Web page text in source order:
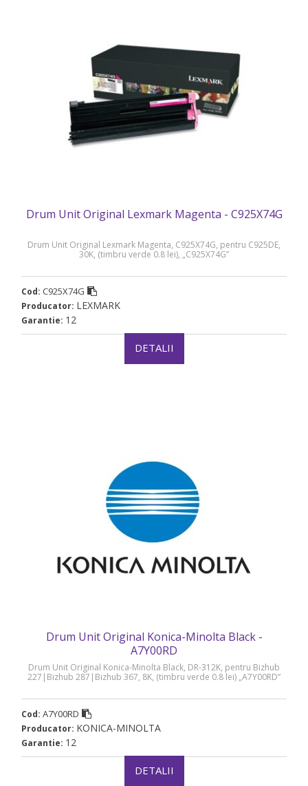
Drum Unit Original Lexmark Magenta - C925X74G
Drum Unit Original Lexmark Magenta, C925X74G, pentru C925DE,
30K, (timbru verde 0.8 lei), „C925X74G”
Cod: C925X74G
Producator: LEXMARK
Garantie: 12
DETALII
Drum Unit Original Konica-Minolta Black -
A7Y00RD
Drum Unit Original Konica-Minolta Black, DR-312K, pentru Bizhub
227|Bizhub 287|Bizhub 367, 8K, (timbru verde 0.8 lei) „A7Y00RD”
Cod: A7Y00RD
Producator: KONICA-MINOLTA
Garantie: 12
DETALII